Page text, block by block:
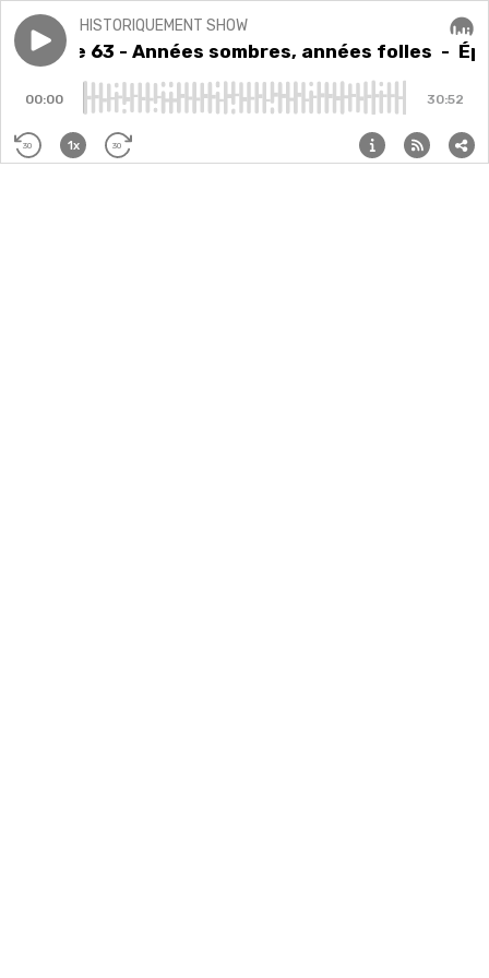
Play episodeÉpisode 63 - Années sombres, années folles
HISTORIQUEMENT SHOW
Épisode 63 - Années sombres, années folles -
00:00 30:52
30 1x 30